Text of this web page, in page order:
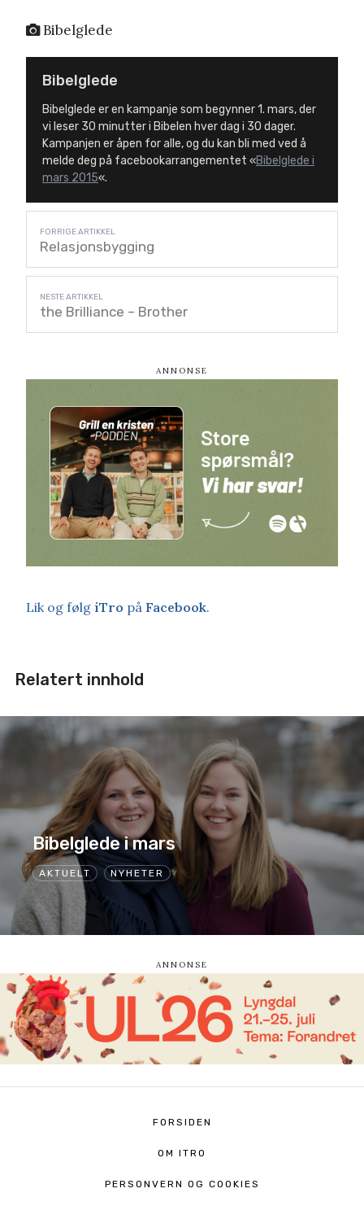
Bibelglede
Bibelglede
Bibelglede er en kampanje som begynner 1. mars, der
vi leser 30 minutter i Bibelen hver dag i 30 dager.
Kampanjen er åpen for alle, og du kan bli med ved å
melde deg på facebookarrangementet «Bibelglede i
mars 2015«.
Relasjonsbygging
the Brilliance – Brother
Lik og følg iTro på Facebook.
Relatert innhold
AKTUELT NYHETER
Bibelglede i mars
FORSIDEN
OM ITRO
PERSONVERN OG COOKIES